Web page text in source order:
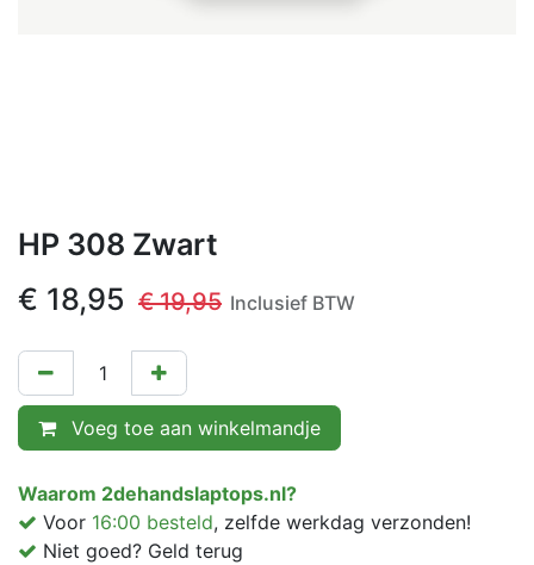
HP 308 Zwart
€ 18,95 €19,95 Inclusief BTW
Voeg toe aan winkelmandje
Waarom 2dehandslaptops.nl?
Voor 16:00 besteld, zelfde werkdag verzonden!
Niet goed? Geld terug